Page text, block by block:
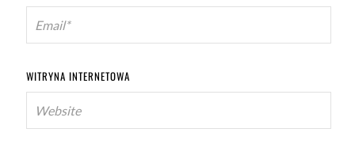
WITRYNA INTERNETOWA